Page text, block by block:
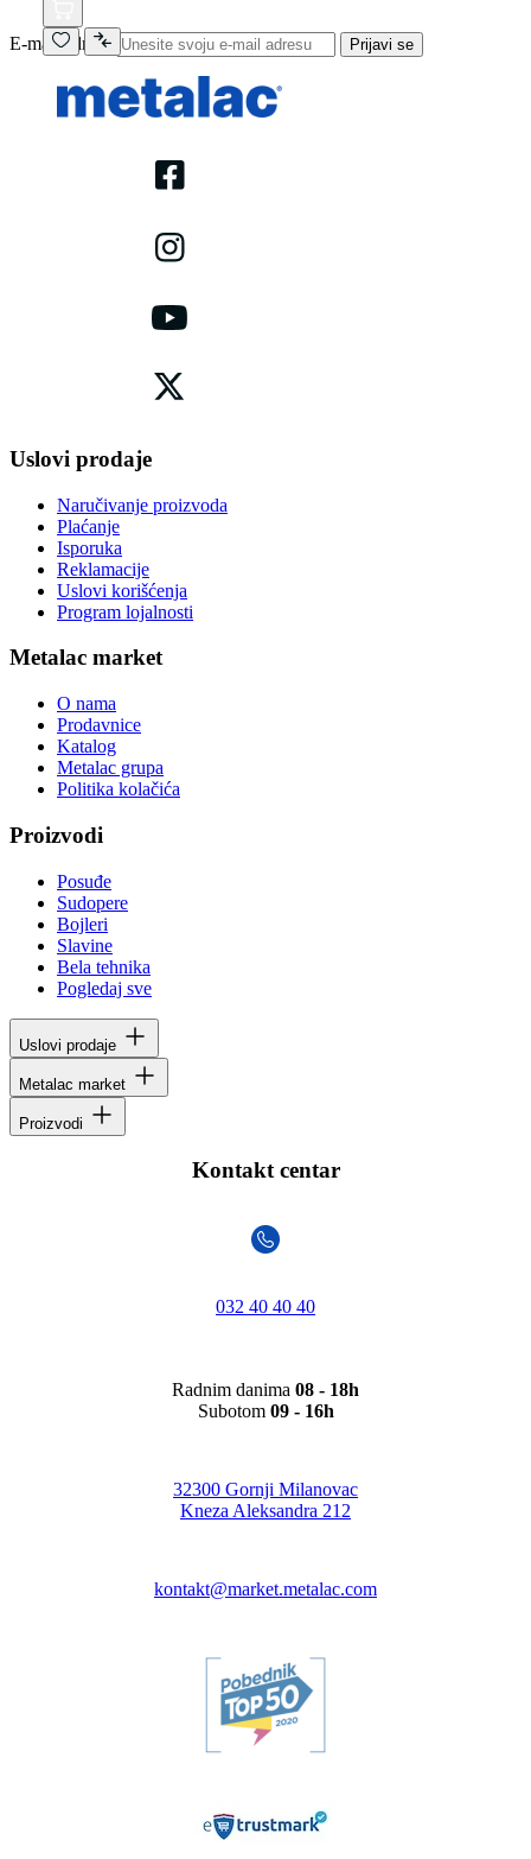
E-mail adresa Prijavi se
Uslovi prodaje
Naručivanje proizvoda
Plaćanje
Isporuka
Reklamacije
Uslovi korišćenja
Program lojalnosti
Metalac market
O nama
Prodavnice
Katalog
Metalac grupa
Politika kolačića
Proizvodi
Posuđe
Sudopere
Bojleri
Slavine
Bela tehnika
Pogledaj sve
Uslovi prodaje
Metalac market
Proizvodi
Kontakt centar
032 40 40 40
Radnim danima 08 - 18h
Subotom 09 - 16h
32300 Gornji Milanovac
Kneza Aleksandra 212
kontakt@market.metalac.com